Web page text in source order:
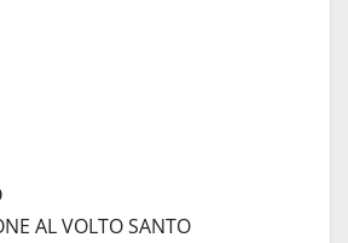
AL VOLTO SANTO